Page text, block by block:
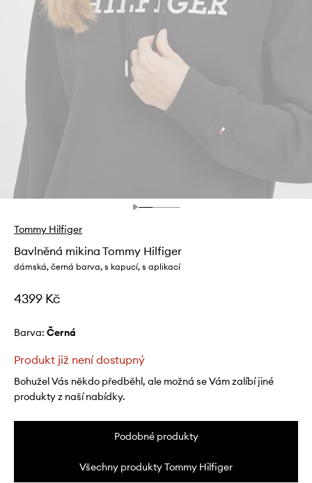
Tommy Hilfiger
Bavlněná mikina Tommy Hilfiger
dámská, černá barva, s kapucí, s aplikací
4399 Kč
Barva: černá
Produkt již není dostupný
Bohužel Vás někdo předběhl, ale možná se Vám zalíbí jiné
produkty z naší nabídky.
Podobné produkty
Všechny produkty Tommy Hilfiger